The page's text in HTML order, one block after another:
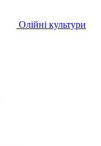
Олійні культури